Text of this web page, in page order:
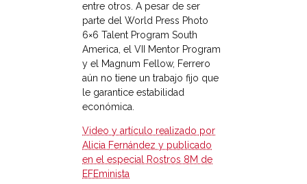
entre otros. A pesar de ser
parte del World Press Photo
6×6 Talent Program South
America, el VII Mentor Program
y el Magnum Fellow, Ferrero
aún no tiene un trabajo fijo que
le garantice estabilidad
económica.
Video y artículo realizado por
Alicia Fernández y publicado
en el especial Rostros 8M de
EFEminista